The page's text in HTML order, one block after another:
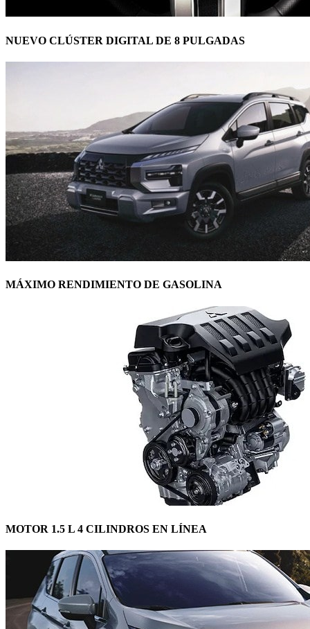
NUEVO CLÚSTER DIGITAL DE 8 PULGADAS
MÁXIMO RENDIMIENTO DE GASOLINA
MOTOR 1.5 L 4 CILINDROS EN LÍNEA